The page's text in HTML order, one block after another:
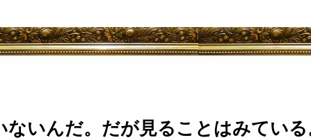
いんだ。だが見ることはみてい